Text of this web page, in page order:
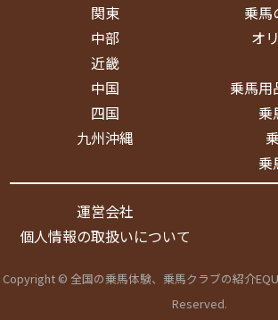
関東
中部
近畿
中国
四国
九州沖縄
乗馬
オ
乗馬用
乗
乗
運営会社
個人情報の取扱いについて
Copyright © 全国の乗馬体験、乗馬クラブの紹介
Reserved.